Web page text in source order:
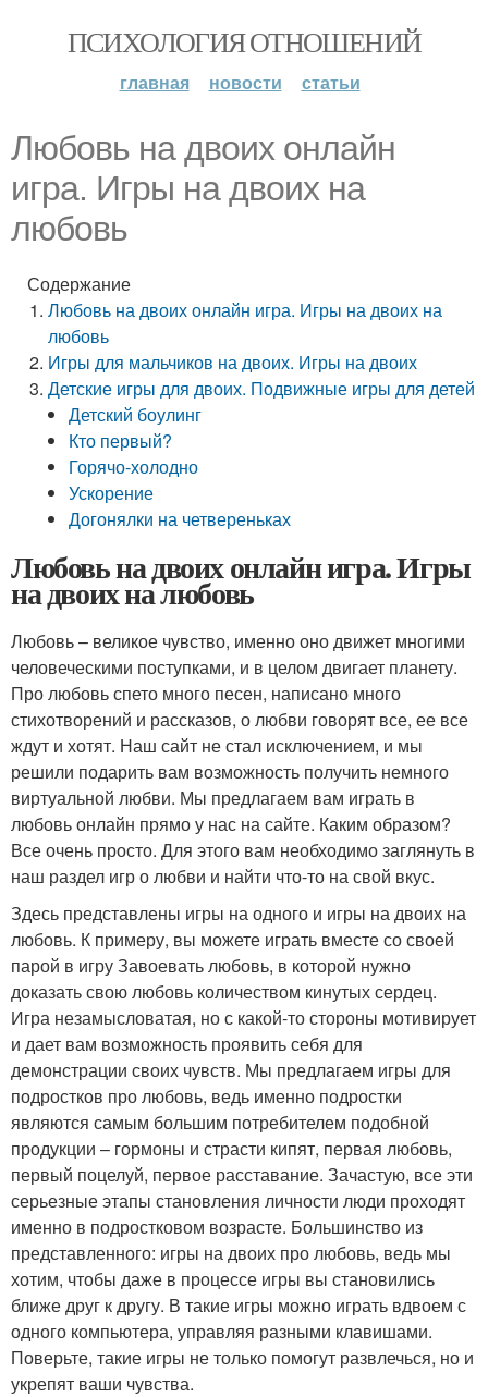
ПСИХОЛОГИЯ ОТНОШЕНИЙ
главная новости статьи
Любовь на двоих онлайн
игра. Игры на двоих на
любовь
Содержание
Любовь на двоих онлайн игра. Игры на двоих на
любовь
Игры для мальчиков на двоих. Игры на двоих
Детские игры для двоих. Подвижные игры для детей
Детский боулинг
Кто первый?
Горячо-холодно
Ускорение
Догонялки на четвереньках
Любовь на двоих онлайн игра. Игры
на двоих на любовь
Любовь – великое чувство, именно оно движет многими
человеческими поступками, и в целом двигает планету.
Про любовь спето много песен, написано много
стихотворений и рассказов, о любви говорят все, ее все
ждут и хотят. Наш сайт не стал исключением, и мы
решили подарить вам возможность получить немного
виртуальной любви. Мы предлагаем вам играть в
любовь онлайн прямо у нас на сайте. Каким образом?
Все очень просто. Для этого вам необходимо заглянуть в
наш раздел игр о любви и найти что-то на свой вкус.
Здесь представлены игры на одного и игры на двоих на
любовь. К примеру, вы можете играть вместе со своей
парой в игру Завоевать любовь, в которой нужно
доказать свою любовь количеством кинутых сердец.
Игра незамысловатая, но с какой-то стороны мотивирует
и дает вам возможность проявить себя для
демонстрации своих чувств. Мы предлагаем игры для
подростков про любовь, ведь именно подростки
являются самым большим потребителем подобной
продукции – гормоны и страсти кипят, первая любовь,
первый поцелуй, первое расставание. Зачастую, все эти
серьезные этапы становления личности люди проходят
именно в подростковом возрасте. Большинство из
представленного: игры на двоих про любовь, ведь мы
хотим, чтобы даже в процессе игры вы становились
ближе друг к другу. В такие игры можно играть вдвоем с
одного компьютера, управляя разными клавишами.
Поверьте, такие игры не только помогут развлечься, но и
укрепят ваши чувства.